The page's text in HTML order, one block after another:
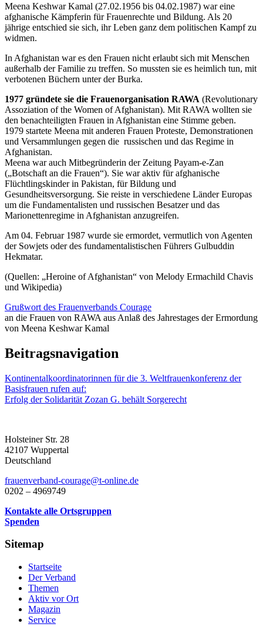
Meena Keshwar Kamal (27.02.1956 bis 04.02.1987) war eine
afghanische Kämpferin für Frauenrechte und Bildung. Als 20
jährige entschied sie sich, ihr Leben ganz dem politischen Kampf zu
widmen.
In Afghanistan war es den Frauen nicht erlaubt sich mit Menschen
außerhalb der Familie zu treffen. So mussten sie es heimlich tun, mit
verbotenen Büchern unter der Burka.
1977 gründete sie die Frauenorganisation RAWA (Revolutionary
Assoziation of the Women of Afghanistan). Mit RAWA wollten sie
den benachteiligten Frauen in Afghanistan eine Stimme geben.
1979 startete Meena mit anderen Frauen Proteste, Demonstrationen
und Versammlungen gegen die russischen und das Regime in
Afghanistan.
Meena war auch Mitbegründerin der Zeitung Payam-e-Zan
(„Botschaft an die Frauen“). Sie war aktiv für afghanische
Flüchtlingskinder in Pakistan, für Bildung und
Gesundheitsversorgung. Sie reiste in verschiedene Länder Europas
um die Fundamentalisten und russischen Besatzer und das
Marionettenregime in Afghanistan anzugreifen.
Am 04. Februar 1987 wurde sie ermordet, vermutlich von Agenten
der Sowjets oder des fundamentalistischen Führers Gulbuddin
Hekmatar.
(Quellen: „Heroine of Afghanistan“ von Melody Ermachild Chavis
und Wikipedia)
Grußwort des Frauenverbands Courage
an die Frauen von RAWA aus Anlaß des Jahrestages der Ermordung
von Meena Keshwar Kamal
Beitragsnavigation
Kontinentalkoordinatorinnen für die 3. Weltfrauenkonferenz der
Basisfrauen rufen auf:
Erfolg der Solidarität Zozan G. behält Sorgerecht
Holsteiner Str. 28
42107 Wuppertal
Deutschland
frauenverband-courage@t-online.de
0202 – 4969749
Kontakte alle Ortsgruppen
Spenden
Sitemap
Startseite
Der Verband
Themen
Aktiv vor Ort
Magazin
Service